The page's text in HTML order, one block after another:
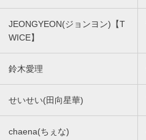
JEONGYEON(ジョンヨン)【T
WICE】
鈴木愛理
せいせい(田向星華)
chaena(ちぇな)